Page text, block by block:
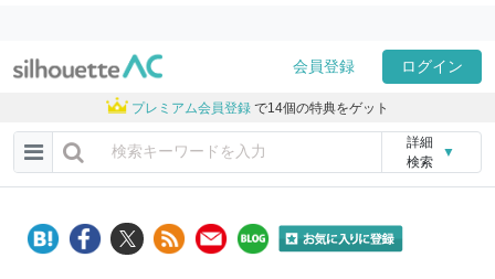
会員登録 ログイン
プレミアム会員登録 で14個の特典をゲット
詳細
検索
▼